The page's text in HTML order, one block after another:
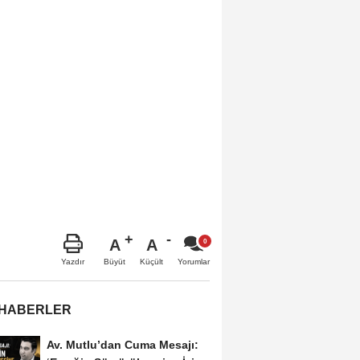
Yazdır
A
Büyüt
A
Küçült Yorumlar
Av. Mutlu’dan Cuma Mesajı: